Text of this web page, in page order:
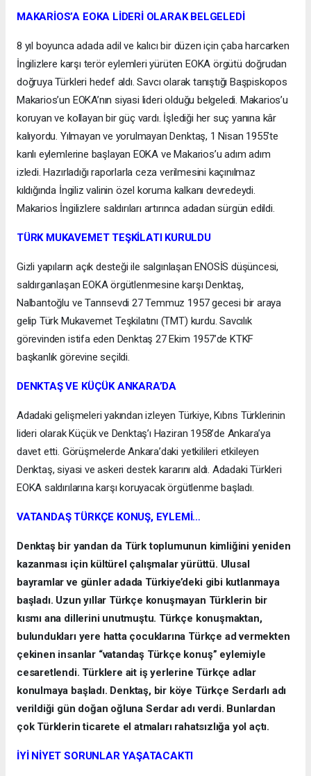
MAKARİOS’A EOKA LİDERİ OLARAK BELGELEDİ
8 yıl boyunca adada adil ve kalıcı bir düzen için çaba harcarken
İngilizlere karşı terör eylemleri yürüten EOKA örgütü doğrudan
doğruya Türkleri hedef aldı. Savcı olarak tanıştığı Başpiskopos
Makarios’un EOKA’nın siyasi lideri olduğu belgeledi. Makarios’u
koruyan ve kollayan bir güç vardı. İşlediği her suç yanına kâr
kalıyordu. Yılmayan ve yorulmayan Denktaş, 1 Nisan 1955’te
kanlı eylemlerine başlayan EOKA ve Makarios’u adım adım
izledi. Hazırladığı raporlarla ceza verilmesini kaçınılmaz
kıldığında İngiliz valinin özel koruma kalkanı devredeydi.
Makarios İngilizlere saldırıları artırınca adadan sürgün edildi.
TÜRK MUKAVEMET TEŞKİLATI KURULDU
Gizli yapıların açık desteği ile salgınlaşan ENOSİS düşüncesi,
saldırganlaşan EOKA örgütlenmesine karşı Denktaş,
Nalbantoğlu ve Tanrısevdi 27 Temmuz 1957 gecesi bir araya
gelip Türk Mukavemet Teşkilatını (TMT) kurdu. Savcılık
görevinden istifa eden Denktaş 27 Ekim 1957’de KTKF
başkanlık görevine seçildi.
DENKTAŞ VE KÜÇÜK ANKARA’DA
Adadaki gelişmeleri yakından izleyen Türkiye, Kıbrıs Türklerinin
lideri olarak Küçük ve Denktaş’ı Haziran 1958’de Ankara’ya
davet etti. Görüşmelerde Ankara’daki yetkilileri etkileyen
Denktaş, siyasi ve askeri destek kararını aldı. Adadaki Türkleri
EOKA saldırılarına karşı koruyacak örgütlenme başladı.
VATANDAŞ TÜRKÇE KONUŞ, EYLEMİ…
Denktaş bir yandan da Türk toplumunun kimliğini yeniden
kazanması için kültürel çalışmalar yürüttü. Ulusal
bayramlar ve günler adada Türkiye’deki gibi kutlanmaya
başladı. Uzun yıllar Türkçe konuşmayan Türklerin bir
kısmı ana dillerini unutmuştu. Türkçe konuşmaktan,
bulundukları yere hatta çocuklarına Türkçe ad vermekten
çekinen insanlar “vatandaş Türkçe konuş” eylemiyle
cesaretlendi. Türklere ait iş yerlerine Türkçe adlar
konulmaya başladı. Denktaş, bir köye Türkçe Serdarlı adı
verildiği gün doğan oğluna Serdar adı verdi. Bunlardan
çok Türklerin ticarete el atmaları rahatsızlığa yol açtı.
İYİ NİYET SORUNLAR YAŞATACAKTI